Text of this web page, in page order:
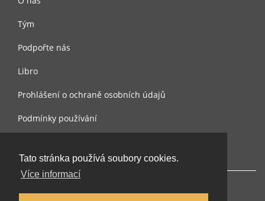
Tato stránka používá soubory cookies.
Více informací
Tým
Podpořte nás
Libro
Prohlášení o ochraně osobních údajů
Podmínky používání